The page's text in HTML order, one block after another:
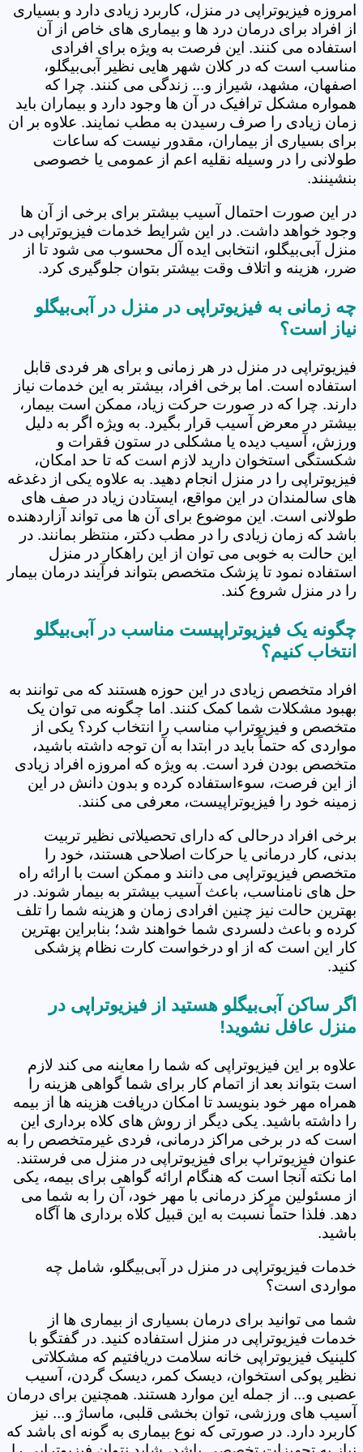
امروزه فیزیوتراپی در منزل، کاربرد زیادی دارد و بسیاری
از افراد برای درمان درد ها و بیماری های خاص از آن
استفاده می کنند. این فرصت به ویژه برای افرادی
مناسب است که در کلان شهر هایی نظیر آبی‌بیگلو،
اصفهان، مشهد، شیراز و... زندگی می کنند. چرا که
همواره مشکل ترافیک در آن ها وجود دارد و بیماران باید
زمان زیادی را صرف رسیدن به مطب نمایند. علاوه بر ان
برای بسیاری از بیماران، مقدور نیست که ساعات
طولانی را در وسیله نقلیه اعم از عمومی یا خصوصی
بنشینند.
در این صورت احتمال آسیب بیشتر برای برخی از آن ها
وجود خواهد داشت. در این شرایط خدمات فیزیوتراپی در
منزل آبی‌بیگلو، انتخابی ایده آل محسوب می شود تا از
ضرر، هزینه و اتلاف وقت بیشتر بتوان جلوگیری کرد.
چه زمانی به فیزیوتراپی در منزل در آبی‌بیگلو
نیاز است؟
فیزیوتراپی در منزل در هر زمانی و برای هر فردی قابل
استفاده است. اما برخی افراد، بیشتر به این خدمات نیاز
دارند. چرا که در صورت حرکت زیاد، ممکن است بیمار،
بیشتر در معرض آسیب قرار بگیرد. به ویژه اگر به دلیل
ورزش، آسیب دیده یا مشکلی در ستون فقرات و
شکستگی استخوان دارید لازم است که تا حد امکان،
فیزیوتراپی را در منزل انجام دهید. به علاوه یکی از دغدغه
های سالمندان در این مواقع، ایستادن زیاد در صف های
طولانی است. این موضوع برای آن ها می تواند آزاردهنده
باشد که زمان زیادی را در مطب دکتر، منتظر بمانند. در
این حالت به خوبی می توان از این راهکار در منزل
استفاده نمود تا پزشک متخصص بتواند فرآیند درمان بیمار
را در منزل شروع کند.
چگونه یک فیزیوتراپیست مناسب در آبی‌بیگلو
انتخاب کنیم؟
افراد متخصص زیادی در این حوزه هستند که می توانند به
بهبود مشکلات شما کمک کنند. اما چگونه می توان یک
متخصص و فیزیوتراپ مناسب را انتخاب کرد؟ یکی از
مواردی که حتماً باید در ابتدا به آن توجه داشته باشید،
متخصص بودن فرد است. به ویژه که امروزه افراد زیادی
از این فرصت، سوءاستفاده کرده و بدون دانش در این
زمینه خود را فیزیوتراپیست، معرفی می کنند.
برخی افراد درحالی که دارای تحصیلاتی نظیر تربیت
بدنی، کار درمانی یا حرکات اصلاحی هستند، خود را
متخصص فیزیوتراپی می دانند و ممکن است با ارائه راه
حل های نامناسب، باعث آسیب بیشتر به بیمار شوند. در
بهترین حالت نیز چنین افرادی زمان و هزینه شما را تلف
کرده و باعث دلسردی شما خواهند شد؛ بنابراین بهترین
کار این است که از او درخواست کارت نظام پزشکی
کنید.
اگر ساکن آبی‌بیگلو هستید از فیزیوتراپی در
منزل عافل نشوید!
علاوه بر این فیزیوتراپی که شما را معاینه می کند لازم
است بتواند بعد از اتمام کار برای شما گواهی هزینه را
همراه مهر خود بنویسد تا امکان دریافت هزینه ها از بیمه
را داشته باشید. یکی دیگر از روش های کلاه برداری این
است که در برخی مراکز درمانی، فردی غیرمتخصص را به
عنوان فیزیوتراپ برای فیزیوتراپی در منزل می فرستند.
اما نکته آنجا است که هنگام ارائه گواهی برای بیمه، یکی
از مسئولین مرکز درمانی با مهر خود، آن را به شما می
دهد. فلذا حتماً نسبت به این قبیل کلاه برداری ها آگاه
باشید.
خدمات فیزیوتراپی در منزل در آبی‌بیگلو، شامل چه
مواردی است؟
شما می توانید برای درمان بسیاری از بیماری ها از
خدمات فیزیوتراپی در منزل استفاده کنید. در گفتگو با
کلینیک فیزیوتراپی خانه سلامت دریافتیم که مشکلاتی
نظیر پوکی استخوان، دیسک کمر، دیسک گردن، آسیب
عصبی و... از جمله این موارد هستند. همچنین برای درمان
آسیب های ورزشی، توان بخشی قلبی، ماساژ و... نیز
کاربرد دارد. در صورتی که نوع بیماری به گونه ای باشد که